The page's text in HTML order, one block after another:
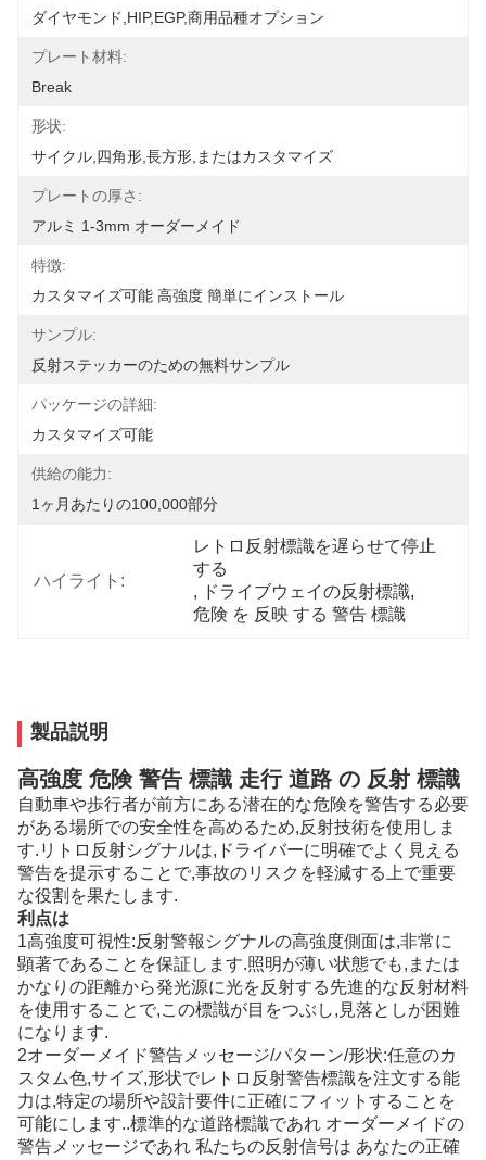
ダイヤモンド,HIP,EGP,商用品種オプション
プレート材料:
Break
形状:
サイクル,四角形,長方形,またはカスタマイズ
プレートの厚さ:
アルミ 1-3mm オーダーメイド
特徴:
カスタマイズ可能 高強度 簡単にインストール
サンプル:
反射ステッカーのための無料サンプル
パッケージの詳細:
カスタマイズ可能
供給の能力:
1ヶ月あたりの100,000部分
ハイライト:
レトロ反射標識を遅らせて停止
する
, ドライブウェイの反射標識,
危険 を 反映 する 警告 標識
製品説明
高強度 危険 警告 標識 走行 道路 の 反射 標識
自動車や歩行者が前方にある潜在的な危険を警告する必要
がある場所での安全性を高めるため,反射技術を使用しま
す.リトロ反射シグナルは,ドライバーに明確でよく見える
警告を提示することで,事故のリスクを軽減する上で重要
な役割を果たします.
利点は
1高強度可視性:反射警報シグナルの高強度側面は,非常に
顕著であることを保証します.照明が薄い状態でも,または
かなりの距離から発光源に光を反射する先進的な反射材料
を使用することで,この標識が目をつぶし,見落としが困難
になります.
2オーダーメイド警告メッセージ/パターン/形状:任意のカ
スタム色,サイズ,形状でレトロ反射警告標識を注文する能
力は,特定の場所や設計要件に正確にフィットすることを
可能にします..標準的な道路標識であれ オーダーメイドの
警告メッセージであれ 私たちの反射信号は あなたの正確